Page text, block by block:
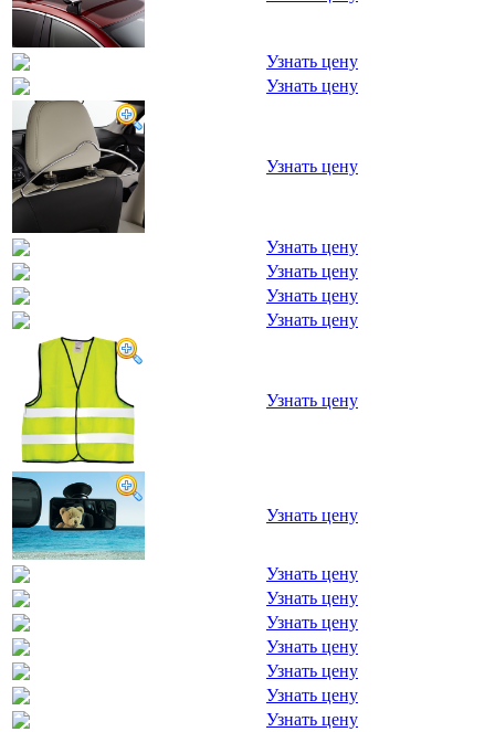
Узнать цену
Узнать цену
Узнать цену
Узнать цену
Узнать цену
Узнать цену
Узнать цену
Узнать цену
Узнать цену
Узнать цену
Узнать цену
Узнать цену
Узнать цену
Узнать цену
Узнать цену
Узнать цену